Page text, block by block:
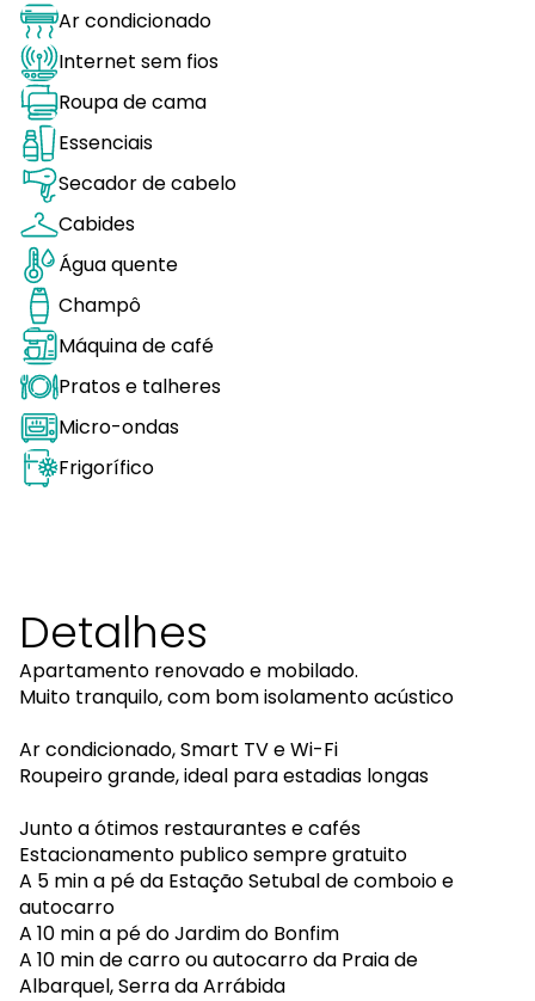
Ar condicionado
Internet sem fios
Roupa de cama
Essenciais
Secador de cabelo
Cabides
Água quente
Champô
Máquina de café
Pratos e talheres
Micro-ondas
Frigorífico
Detalhes
Apartamento renovado e mobilado.
Muito tranquilo, com bom isolamento acústico
Ar condicionado, Smart TV e Wi-Fi
Roupeiro grande, ideal para estadias longas
Junto a ótimos restaurantes e cafés
Estacionamento publico sempre gratuito
A 5 min a pé da Estação Setubal de comboio e
autocarro
A 10 min a pé do Jardim do Bonfim
A 10 min de carro ou autocarro da Praia de
Albarquel, Serra da Arrábida